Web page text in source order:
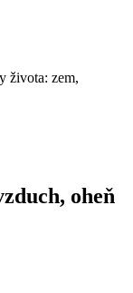
života: zem,
oheň